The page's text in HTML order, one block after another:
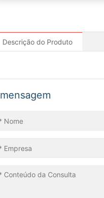
Descrição do Produto
mensagem